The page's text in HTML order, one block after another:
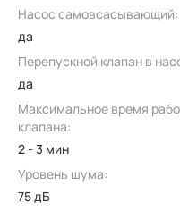
Насос самовсасывающий:
да
Перепускной клапан в
да
Максимальное время
клапана:
2 - 3 мин
Уровень шума:
75 дБ